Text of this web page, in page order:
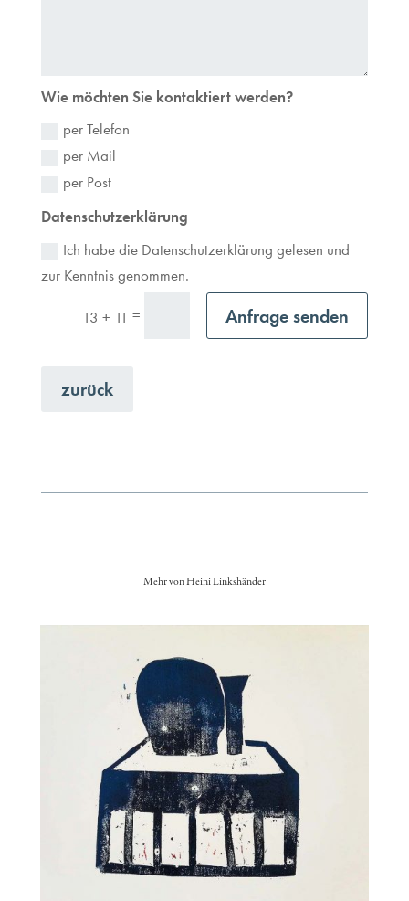
Wie möchten Sie kontaktiert werden?
per Telefon
per Mail
per Post
Datenschutzerklärung
Ich habe die Datenschutzerklärung gelesen und
zur Kenntnis genommen.
13 + 11 = Anfrage senden
zurück
Mehr von Heini Linkshänder